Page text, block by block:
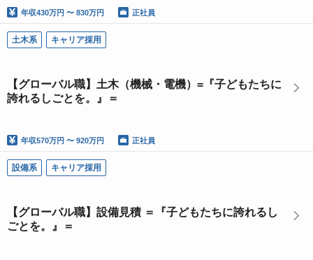
年収430万円 〜 830万円 正社員
土木系 キャリア採用
【グローバル職】土木（機械・電機）=『子どもたちに
誇れるしごとを。』＝
年収570万円 〜 920万円 正社員
設備系 キャリア採用
【グローバル職】設備見積 ＝『子どもたちに誇れるし
ごとを。』＝